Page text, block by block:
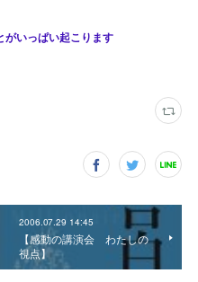
がいっぱい起こります
2006.07.29 14:45
【感動の講演会 わたしの
視点】